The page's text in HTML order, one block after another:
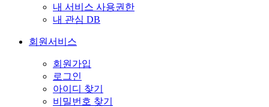
내 서비스 사용권한
내 관심 DB
회원서비스
회원가입
로그인
아이디 찾기
비밀번호 찾기